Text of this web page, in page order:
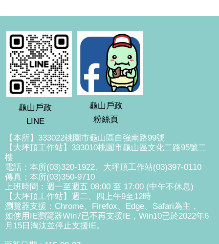
:::
龜山戶政
LINE
龜山戶政
粉絲頁
【本所】333022桃園市龜山區自強南路99號
【大坪頂工作站】333010桃園市龜山區文化二路95號二
樓
電話：本所(03)320-1922、大坪頂工作站(03)397-0110
傳真：本所(03)350-9710
上班時間：週一至週五 08:00 至 17:00 (中午不休息)
【大坪頂工作站】週二、四上午9至12時
瀏覽器支援：Chrome、Firefox、Edge、Safari為主，
如使用IE瀏覽器Win7已不再支援IE，Win10已於2022年6
月15日淘汰並停止支援IE。